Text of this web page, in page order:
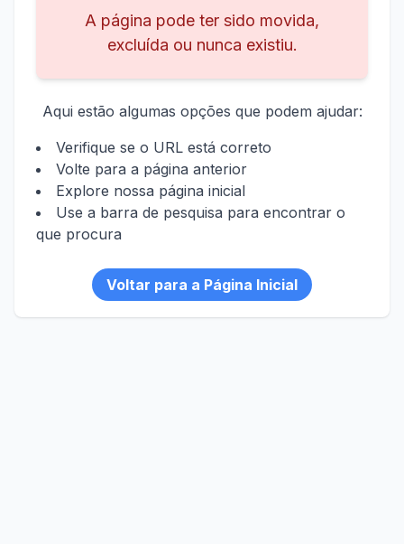
A página pode ter sido movida,
excluída ou nunca existiu.
Aqui estão algumas opções que podem ajudar:
Verifique se o URL está correto
Volte para a página anterior
Explore nossa página inicial
Use a barra de pesquisa para encontrar o
que procura
Voltar para a Página Inicial